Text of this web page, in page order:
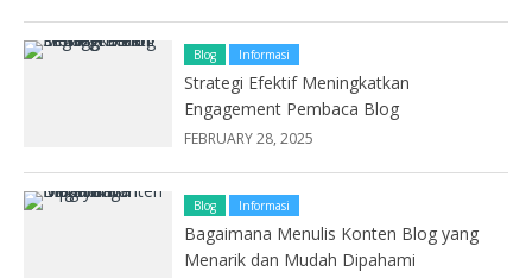
Blog Informasi
Strategi Efektif Meningkatkan
Engagement Pembaca Blog
FEBRUARY 28, 2025
Blog Informasi
Bagaimana Menulis Konten Blog yang
Menarik dan Mudah Dipahami